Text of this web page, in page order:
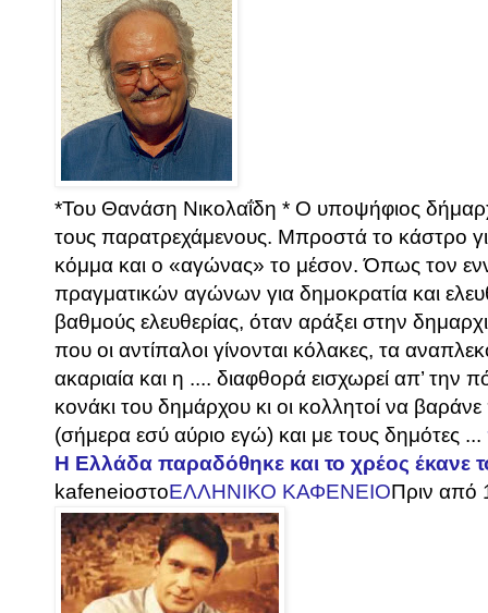
*Του Θανάση Νικολαΐδη * Ο υποψήφιος
τους παρατρεχάμενους. Μπροστά το κάστρο
κόμμα και ο «αγώνας» το μέσον. Όπως τον
πραγματικών αγώνων για δημοκρατία και
βαθμούς ελευθερίας, όταν αράξει στην
που οι αντίπαλοι γίνονται κόλακες, τα
ακαριαία και η .... διαφθορά εισχωρεί απ’ την
κονάκι του δημάρχου κι οι κολλητοί να
(σήμερα εσύ αύριο εγώ) και με τους δημότες ...
Η Ελλάδα παραδόθηκε και το χρέος έκανε
kafeneioστοΕΛΛΗΝΙΚΟ ΚΑΦΕΝΕΙΟΠριν από